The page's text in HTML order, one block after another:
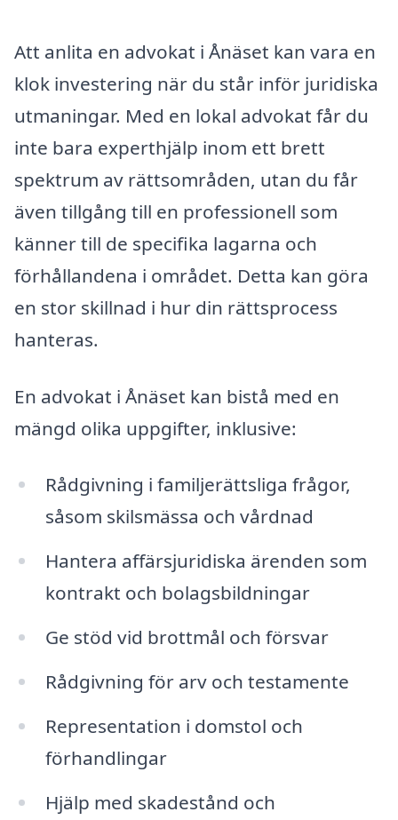
Att anlita en advokat i Ånäset kan vara en
klok investering när du står inför juridiska
utmaningar. Med en lokal advokat får du
inte bara experthjälp inom ett brett
spektrum av rättsområden, utan du får
även tillgång till en professionell som
känner till de specifika lagarna och
förhållandena i området. Detta kan göra
en stor skillnad i hur din rättsprocess
hanteras.
En advokat i Ånäset kan bistå med en
mängd olika uppgifter, inklusive:
Rådgivning i familjerättsliga frågor,
såsom skilsmässa och vårdnad
Hantera affärsjuridiska ärenden som
kontrakt och bolagsbildningar
Ge stöd vid brottmål och försvar
Rådgivning för arv och testamente
Representation i domstol och
förhandlingar
Hjälp med skadestånd och